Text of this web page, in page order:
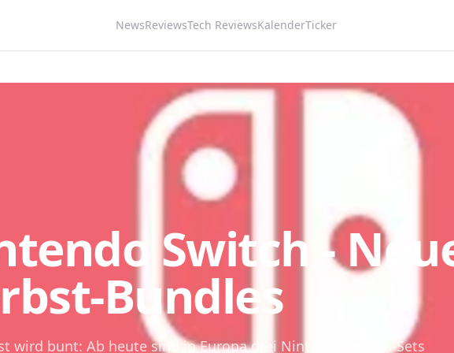
NewsReviewsTech ReviewsKalenderTicker
Switch -
Bundles
wird bunt: Ab heute sind in Europa drei Nintendo Switch-Sets